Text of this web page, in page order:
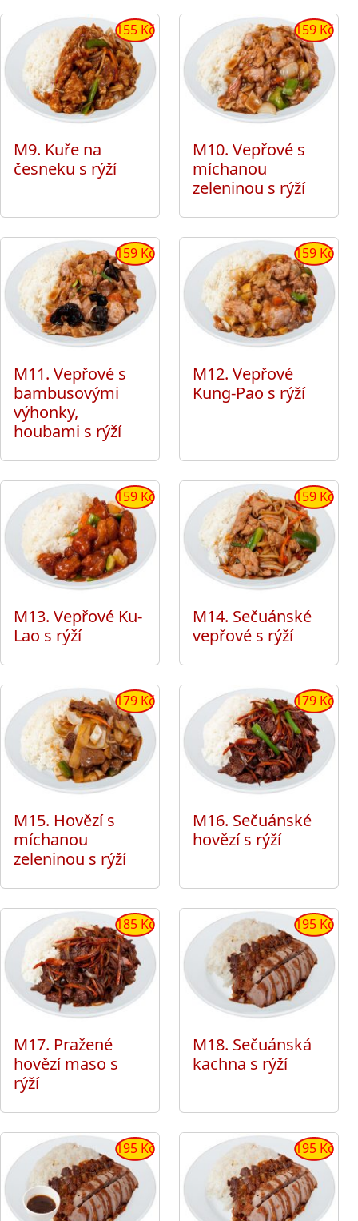
155 Kč
M9. Kuře na
česneku s rýží
159 Kč
M10. Vepřové s
míchanou
zeleninou s rýží
159 Kč
M11. Vepřové s
bambusovými
výhonky,
houbami s rýží
159 Kč
M12. Vepřové
Kung-Pao s rýží
159 Kč
M13. Vepřové Ku-
Lao s rýží
159 Kč
M14. Sečuánské
vepřové s rýží
179 Kč
M15. Hovězí s
míchanou
zeleninou s rýží
179 Kč
M16. Sečuánské
hovězí s rýží
185 Kč
M17. Pražené
hovězí maso s
rýží
195 Kč
M18. Sečuánská
kachna s rýží
195 Kč 195 Kč